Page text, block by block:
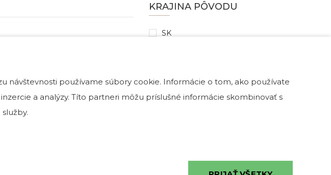
KRAJINA PÔVODU
SK
návštevnosti používame súbory cookie. Informácie o tom, ako používate
a analýzy. Títo partneri môžu príslušné informácie skombinovať s